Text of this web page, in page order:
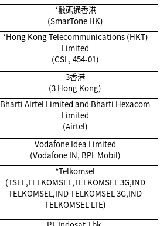
*數碼通香港
(SmarTone HK)
*Hong Kong Telecommunications (HKT)
Limited
(CSL, 454-01)
3香港
(3 Hong Kong)
Bharti Airtel Limited and Bharti Hexacom
Limited
(Airtel)
Vodafone Idea Limited
(Vodafone IN, BPL Mobil)
*Telkomsel
(TSEL,TELKOMSEL,TELKOMSEL 3G,IND
TELKOMSEL,IND TELKOMSEL 3G,IND
TELKOMSEL LTE)